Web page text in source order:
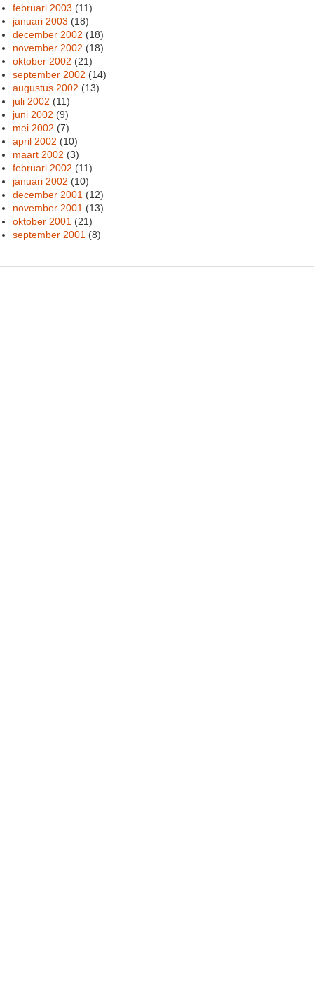
februari 2003 (11)
januari 2003 (18)
december 2002 (18)
november 2002 (18)
oktober 2002 (21)
september 2002 (14)
augustus 2002 (13)
juli 2002 (11)
juni 2002 (9)
mei 2002 (7)
april 2002 (10)
maart 2002 (3)
februari 2002 (11)
januari 2002 (10)
december 2001 (12)
november 2001 (13)
oktober 2001 (21)
september 2001 (8)